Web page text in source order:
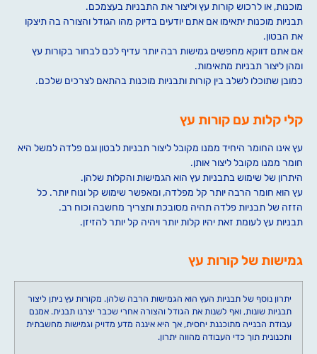
מוכנות, או לרכוש קורות עץ וליצור את התבניות בעצמכם.
תבניות מוכנות יתאימו אם אתם יודעים בדיוק מהו הגודל והצורה בה תיצקו
את הבטון.
אם אתם דווקא מחפשים גמישות רבה יותר עדיף לכם לבחור בקורות עץ
ומהן ליצור תבניות מתאימות.
כמובן שתוכלו לשלב בין קורות ותבניות מוכנות בהתאם לצרכים שלכם.
קלי קלות עם קורות עץ
עץ אינו החומר היחיד ממנו מקובל ליצור תבניות לבטון וגם פלדה למשל היא
חומר ממנו מקובל ליצור אותן.
היתרון של שימוש בתבניות עץ הוא הגמישות והקלות שלהן.
עץ הוא חומר הרבה יותר קל מפלדה, ומאפשר שימוש קל ונוח יותר. כל
הזזה של תבניות פלדה תהיה מסובכת ותצריך מחשבה וכוח רב.
תבניות עץ לעומת זאת יהיו קלות יותר ויהיה קל יותר להזיזן.
גמישות של קורות עץ
יתרון נוסף של תבניות העץ הוא הגמישות הרבה שלהן. מקורות עץ ניתן ליצור
תבניות שונות, ואף לשנות את הגודל והצורה אחרי שכבר יצרנו תבנית. אמנם
עבודת הבנייה מתוכננת יחסית, אך היא איננה מדע מדויק וגמישות מחשבתית
ותכנונית תוך כדי העבודה מהווה יתרון.